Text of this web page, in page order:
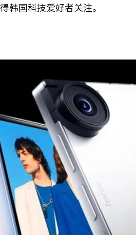
韩国科技爱好者关注。